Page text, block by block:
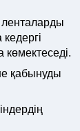
ленталарды
көмектеседі.
қабынуды